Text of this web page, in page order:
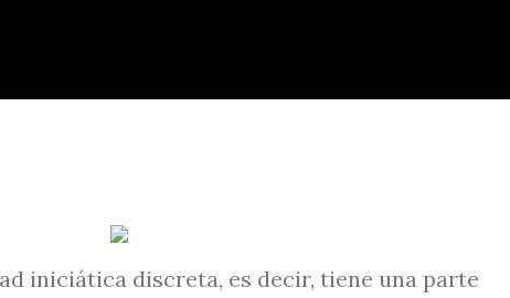
iniciática discreta, es decir, tiene una parte